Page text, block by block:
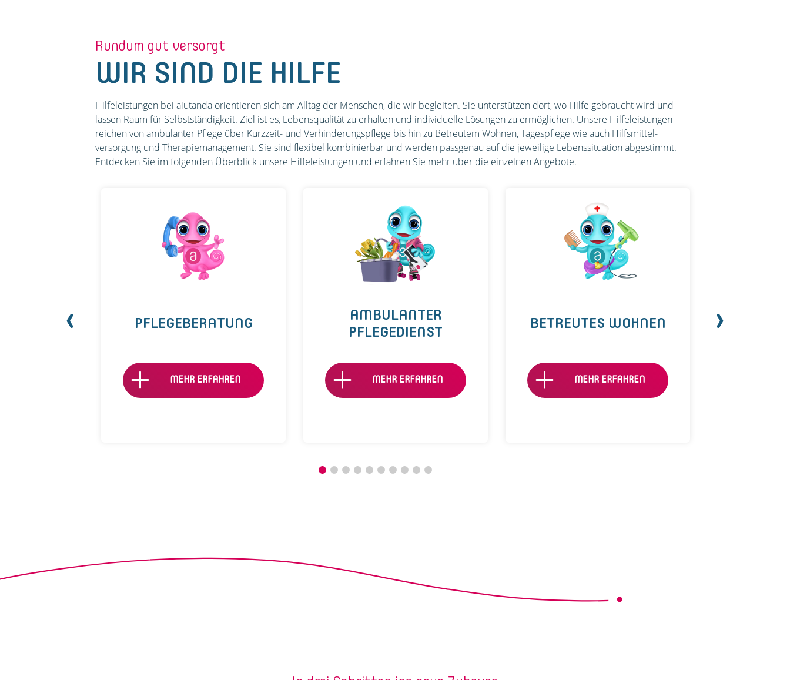
Rundum gut versorgt
WIR SIND DIE HILFE
Hilfeleistungen bei aiutanda orientieren sich am Alltag der Menschen, die wir begleiten. Sie unterstützen dort, wo Hilfe gebraucht wird und
lassen Raum für Selbstständigkeit. Ziel ist es, Lebensqualität zu erhalten und individuelle Lösungen zu ermöglichen. Unsere Hilfeleistungen
reichen von ambulanter Pflege über Kurzzeit- und Verhinderungs­pflege bis hin zu Betreutem Wohnen, Tagespflege wie auch Hilfsmittel­
versorgung und Therapie­management. Sie sind flexibel kombinierbar und werden passgenau auf die jeweilige Lebenssituation abgestimmt.
Entdecken Sie im folgenden Überblick unsere Hilfeleistungen und erfahren Sie mehr über die einzelnen Angebote.
PFLEGEBERATUNG
MEHR ERFAHREN
AMBULANTER
PFLEGEDIENST
MEHR ERFAHREN
BETREUTES WOHNEN
MEHR ERFAHREN